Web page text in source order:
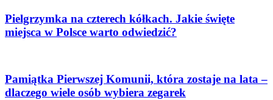
Pielgrzymka na czterech kółkach. Jakie święte
miejsca w Polsce warto odwiedzić?
Pamiątka Pierwszej Komunii, która zostaje na lata –
dlaczego wiele osób wybiera zegarek